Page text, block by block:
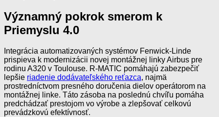
Významný pokrok smerom k
Priemyslu 4.0
Integrácia automatizovaných systémov Fenwick-Linde
prispieva k modernizácii novej montážnej linky Airbus pre
rodinu A320 v Toulouse. R-MATIC pomáhajú zabezpečiť
lepšie riadenie dodávateľského reťazca, najmä
prostredníctvom presného doručenia dielov operátorom na
montážnej linke. Táto zásoba na poslednú chvíľu pomáha
predchádzať prestojom vo výrobe a zlepšovať celkovú
prevádzkovú efektívnosť.